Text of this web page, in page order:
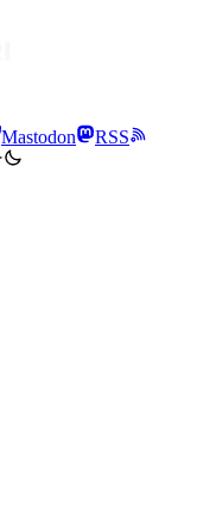
Mastodon
RSS